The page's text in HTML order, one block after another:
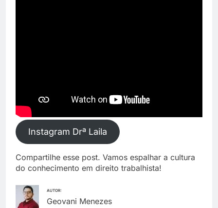
Instagram Drª Laila
Compartilhe esse post. Vamos espalhar a cultura
do conhecimento em direito trabalhista!
AUTOR:
Geovani Menezes